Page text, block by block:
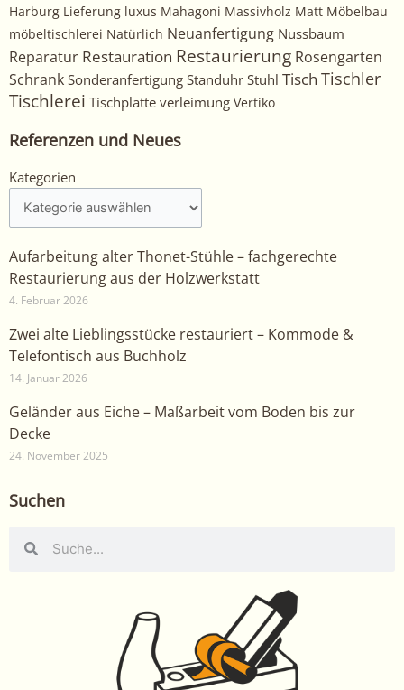
Harburg Lieferung luxus Mahagoni Massivholz Matt Möbelbau
möbeltischlerei Natürlich Neuanfertigung Nussbaum
Reparatur Restauration Restaurierung Rosengarten
Schrank Sonderanfertigung Standuhr Stuhl Tisch Tischler
Tischlerei Tischplatte verleimung Vertiko
Referenzen und Neues
Kategorien
Kategorien
Aufarbeitung alter Thonet-Stühle – fachgerechte
Restaurierung aus der Holzwerkstatt
4. Februar 2026
Zwei alte Lieblingsstücke restauriert – Kommode &
Telefontisch aus Buchholz
14. Januar 2026
Geländer aus Eiche – Maßarbeit vom Boden bis zur
Decke
24. November 2025
Suchen